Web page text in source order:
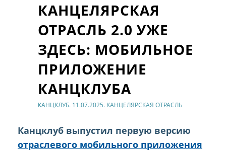
КАНЦЕЛЯРСКАЯ
ОТРАСЛЬ 2.0 УЖЕ
ЗДЕСЬ: МОБИЛЬНОЕ
ПРИЛОЖЕНИЕ
КАНЦКЛУБА
КАНЦКЛУБ. 11.07.2025. КАНЦЕЛЯРСКАЯ ОТРАСЛЬ
Канцклуб выпустил первую версию
отраслевого мобильного приложения